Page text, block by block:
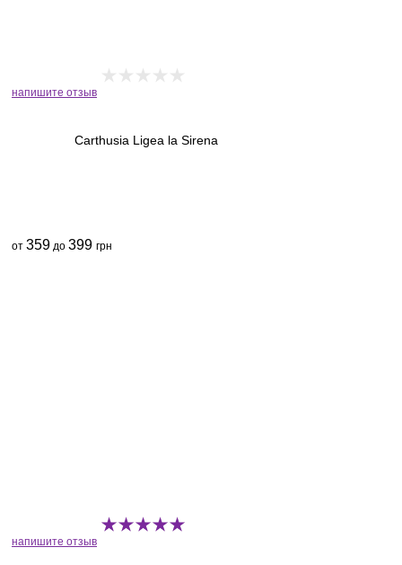
напишите отзыв
Carthusia Ligea la Sirena
от 359 до 399 грн
напишите отзыв